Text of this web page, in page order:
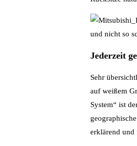
und nicht so
Jederzeit
Sehr
auf weißem
System“ ist
erklärend